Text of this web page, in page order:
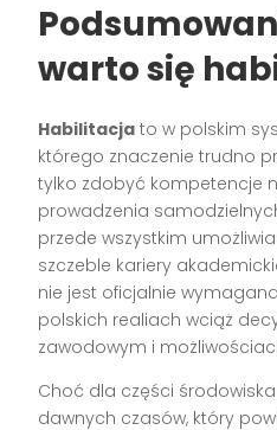
warto się
Habilitacja to w polskim
którego znaczenie trudno
tylko zdobyć kompetencje
prowadzenia
przede wszystkim
szczeble kariery
nie jest oficjalnie
polskich realiach wciąż
zawodowym i
Choć dla części środowiska
dawnych czasów, który